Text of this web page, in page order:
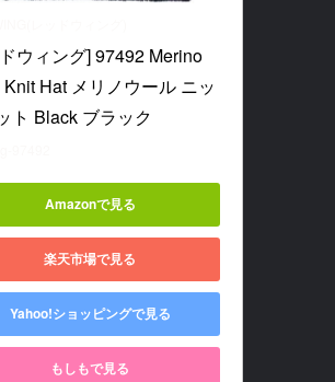
ウィング] 97492 Merino
Hat メリノウール ニッ
ト Black ブラック
Amazonで見る
楽天市場で見る
Yahoo!ショッピングで見る
もしもで見る